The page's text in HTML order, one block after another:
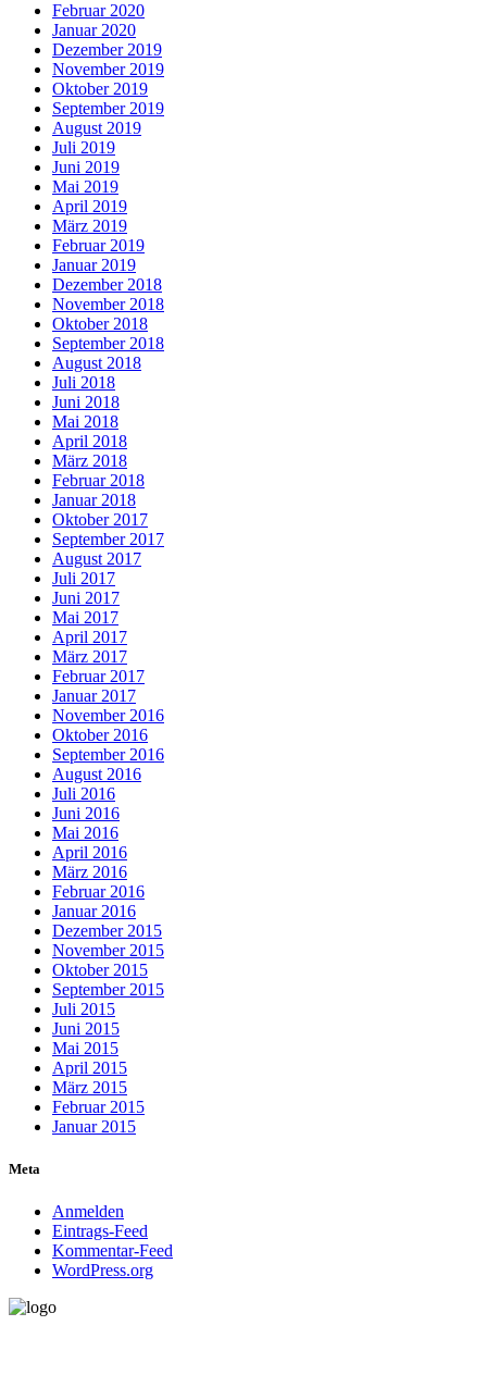
Februar 2020
Januar 2020
Dezember 2019
November 2019
Oktober 2019
September 2019
August 2019
Juli 2019
Juni 2019
Mai 2019
April 2019
März 2019
Februar 2019
Januar 2019
Dezember 2018
November 2018
Oktober 2018
September 2018
August 2018
Juli 2018
Juni 2018
Mai 2018
April 2018
März 2018
Februar 2018
Januar 2018
Oktober 2017
September 2017
August 2017
Juli 2017
Juni 2017
Mai 2017
April 2017
März 2017
Februar 2017
Januar 2017
November 2016
Oktober 2016
September 2016
August 2016
Juli 2016
Juni 2016
Mai 2016
April 2016
März 2016
Februar 2016
Januar 2016
Dezember 2015
November 2015
Oktober 2015
September 2015
Juli 2015
Juni 2015
Mai 2015
April 2015
März 2015
Februar 2015
Januar 2015
Meta
Anmelden
Eintrags-Feed
Kommentar-Feed
WordPress.org